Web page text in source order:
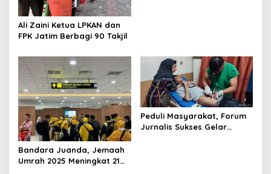
Ali Zaini Ketua LPKAN dan
FPK Jatim Berbagi 90 Takjil
Bandara Juanda, Jemaah
Umrah 2025 Meningkat 21
Peduli Masyarakat, Forum
Jurnalis Sukses Gelar